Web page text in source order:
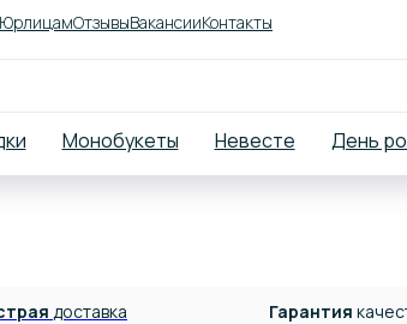
ЮрлицамОтзывыВакансииКонтакты
Монобукеты Невесте День
доставка
Гарантия